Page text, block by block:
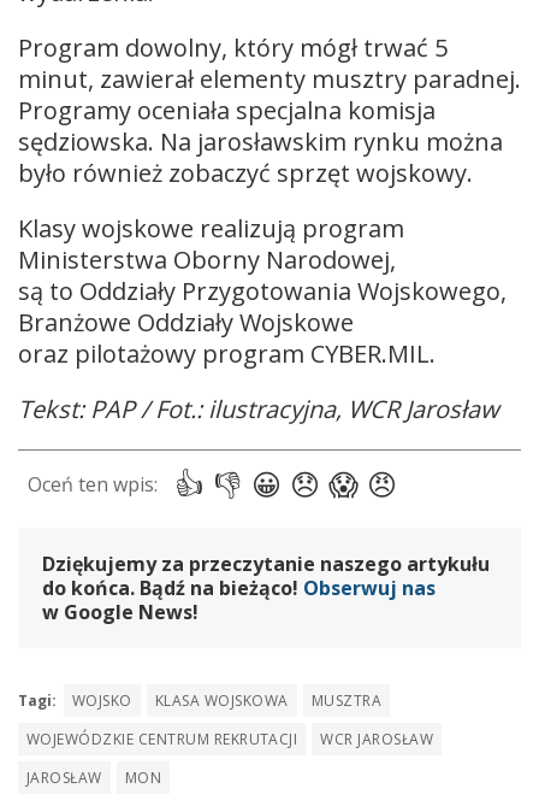
Program dowolny, który mógł trwać 5
minut, zawierał elementy musztry paradnej.
Programy oceniała specjalna komisja
sędziowska. Na jarosławskim rynku można
było również zobaczyć sprzęt wojskowy.
Klasy wojskowe realizują program
Ministerstwa Oborny Narodowej,
są to Oddziały Przygotowania Wojskowego,
Branżowe Oddziały Wojskowe
oraz pilotażowy program CYBER.MIL.
Tekst: PAP / Fot.: ilustracyjna, WCR Jarosław
Dziękujemy za przeczytanie naszego artykułu
do końca. Bądź na bieżąco! Obserwuj nas
w Google News!
Tagi: WOJSKO KLASA WOJSKOWA
MUSZTRA
WOJEWÓDZKIE CENTRUM REKRUTACJI
WCR JAROSŁAW
JAROSŁAW
MON